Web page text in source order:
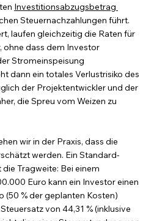
Investitionsabzugsbetrag
Steuernachzahlungen führt.
laufen gleichzeitig die Raten für
ohne dass dem Investor
Stromeinspeisung
dann ein totales Verlustrisiko des
der Projektentwickler und der
die Spreu vom Weizen zu
wir in der Praxis, dass die
werden. Ein Standard-
Tragweite: Bei einem
Euro kann ein Investor einen
(50 % der geplanten Kosten)
von 44,31 % (inklusive